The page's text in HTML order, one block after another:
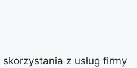
z usług firmy